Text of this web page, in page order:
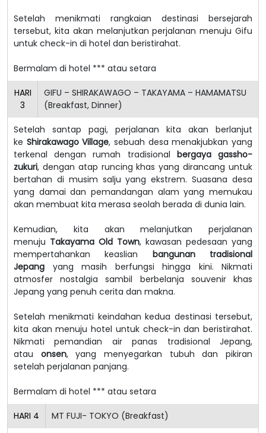
Setelah menikmati rangkaian destinasi bersejarah
tersebut, kita akan melanjutkan perjalanan menuju Gifu
untuk check-in di hotel dan beristirahat.
Bermalam di hotel *** atau setara
HARI
3
GIFU – SHIRAKAWAGO – TAKAYAMA – HAMAMATSU
(Breakfast, Dinner)
Setelah santap pagi, perjalanan kita akan berlanjut
ke Shirakawago Village, sebuah desa menakjubkan yang
terkenal dengan rumah tradisional bergaya gassho-
zukuri, dengan atap runcing khas yang dirancang untuk
bertahan di musim salju yang ekstrem. Suasana desa
yang damai dan pemandangan alam yang memukau
akan membuat kita merasa seolah berada di dunia lain.
Kemudian, kita akan melanjutkan perjalanan
menuju Takayama Old Town, kawasan pedesaan yang
mempertahankan keaslian bangunan tradisional
Jepang yang masih berfungsi hingga kini. Nikmati
atmosfer nostalgia sambil berbelanja souvenir khas
Jepang yang penuh cerita dan makna.
Setelah menikmati keindahan kedua destinasi tersebut,
kita akan menuju hotel untuk check-in dan beristirahat.
Nikmati pemandian air panas tradisional Jepang,
atau onsen, yang menyegarkan tubuh dan pikiran
setelah perjalanan panjang.
Bermalam di hotel *** atau setara
HARI 4 MT FUJI- TOKYO (Breakfast)